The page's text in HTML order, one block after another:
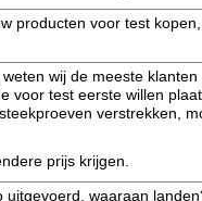
producten voor test
wij de meeste
voor test eerste willen
verstrekken,
prijs krijgen.
uitgevoerd, waaraan